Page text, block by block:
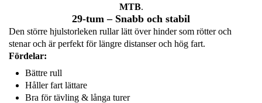
MTB.
29-tum – Snabb och stabil
Den större hjulstorleken rullar lätt över hinder som rötter och
stenar och är perfekt för längre distanser och hög fart.
Fördelar:
Bättre rull
Håller fart lättare
Bra för tävling & långa turer